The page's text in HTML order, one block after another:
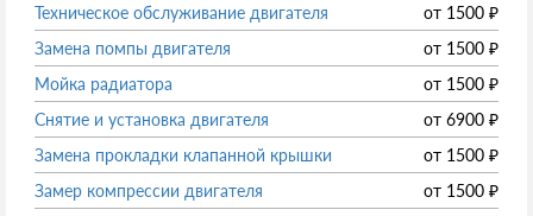
Техническое обслуживание двигателя
от 1500 ₽
Замена помпы двигателя
от 1500 ₽
Мойка радиатора
от 1500 ₽
Снятие и установка двигателя
от 6900 ₽
Замена прокладки клапанной крышки
от 1500 ₽
Замер компрессии двигателя
от 1500 ₽